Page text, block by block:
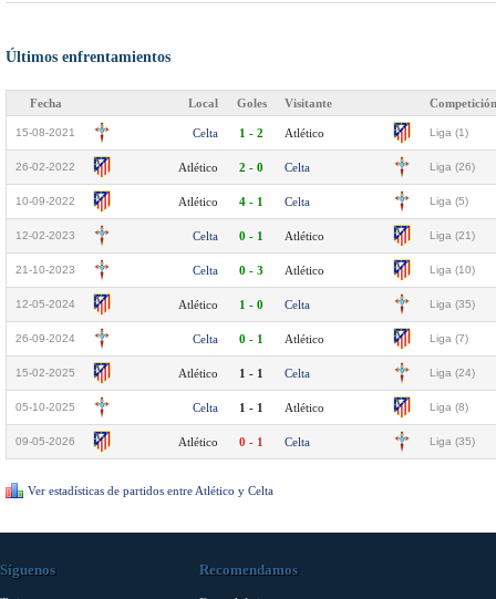
Últimos enfrentamientos
Fecha Local Goles Visitante Competición
15-08-2021 Celta 1 - 2 Atlético Liga (1)
26-02-2022 Atlético 2 - 0 Celta Liga (26)
10-09-2022 Atlético 4 - 1 Celta Liga (5)
12-02-2023 Celta 0 - 1 Atlético Liga (21)
21-10-2023 Celta 0 - 3 Atlético Liga (10)
12-05-2024 Atlético 1 - 0 Celta Liga (35)
26-09-2024 Celta 0 - 1 Atlético Liga (7)
15-02-2025 Atlético 1 - 1 Celta Liga (24)
05-10-2025 Celta 1 - 1 Atlético Liga (8)
09-05-2026 Atlético 0 - 1 Celta Liga (35)
Ver estadísticas de partidos entre Atlético y Celta
Síguenos Recomendamos